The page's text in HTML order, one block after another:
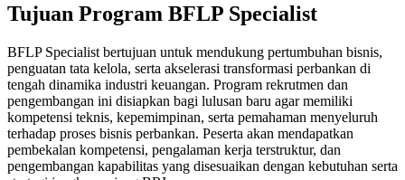
Tujuan Program BFLP Specialist
BFLP Specialist bertujuan untuk mendukung pertumbuhan bisnis,
penguatan tata kelola, serta akselerasi transformasi perbankan di
tengah dinamika industri keuangan. Program rekrutmen dan
pengembangan ini disiapkan bagi lulusan baru agar memiliki
kompetensi teknis, kepemimpinan, serta pemahaman menyeluruh
terhadap proses bisnis perbankan. Peserta akan mendapatkan
pembekalan kompetensi, pengalaman kerja terstruktur, dan
pengembangan kapabilitas yang disesuaikan dengan kebutuhan serta